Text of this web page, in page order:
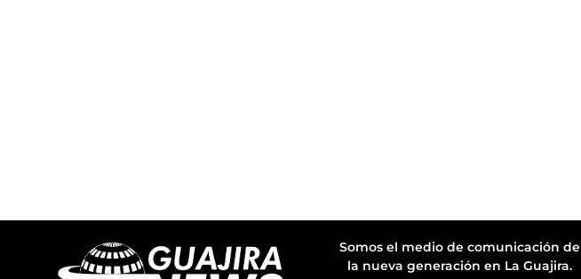
Somos el medio de comunicación de
la nueva generación en La Guajira.